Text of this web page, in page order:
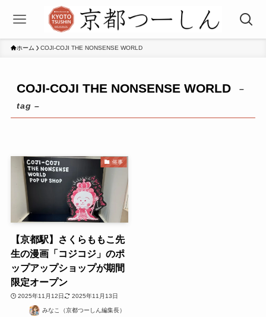
ホーム COJI-COJI THE NONSENSE WORLD
COJI-COJI THE NONSENSE WORLD
–
tag –
催事
【京都駅】さくらももこ先
生の漫画「コジコジ」のポ
ップアップショップが期間
限定オープン
2025年11月12日 2025年11月13日
みなこ（京都つーしん編集長）